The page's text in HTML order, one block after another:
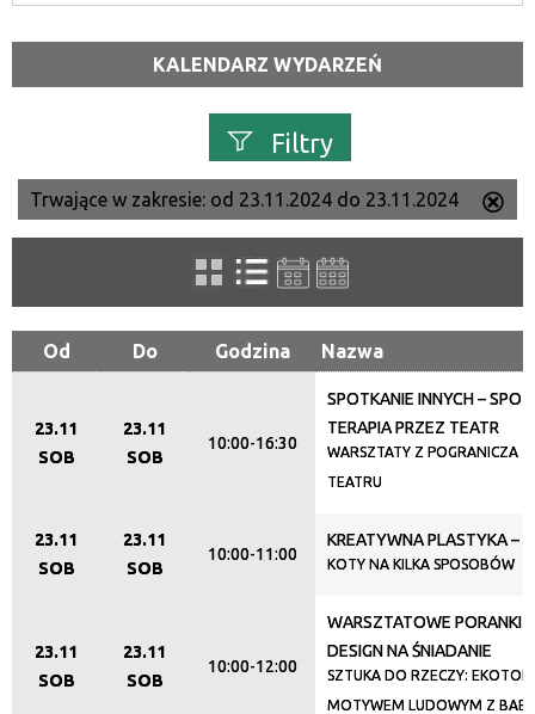
KALENDARZ WYDARZEŃ
Filtry
Szukana fraza
Kategoria
—
Promowane
Trwające w zakresie: od 23.11.2024 do 23.11.2024
ten
Od Do Godzina Nazwa
23.11
SOB
23.11
SOB
10:00-16:30
SPOTKANIE INNYCH –
TERAPIA PRZEZ TEATR
WARSZTATY Z POGRANICZA
TEATRU
23.11
SOB
23.11
SOB
10:00-11:00
KREATYWNA PLASTYKA –
KOTY NA KILKA SPOSOBÓW
23.11
SOB
23.11
SOB
10:00-12:00
WARSZTATOWE PORANKI
DESIGN NA ŚNIADANIE
SZTUKA DO RZECZY:
MOTYWEM LUDOWYM Z